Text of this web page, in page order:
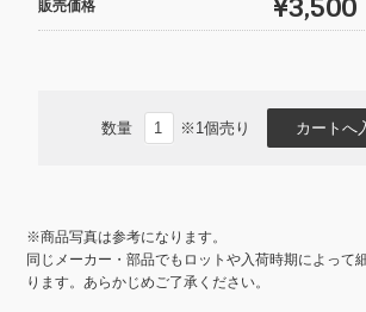
o
販売価格 ¥3,500
数量 ※1個売り
※商品写真は参考になります。
同じメーカー・部品でもロットや入荷時期によって
ります。あらかじめご了承ください。